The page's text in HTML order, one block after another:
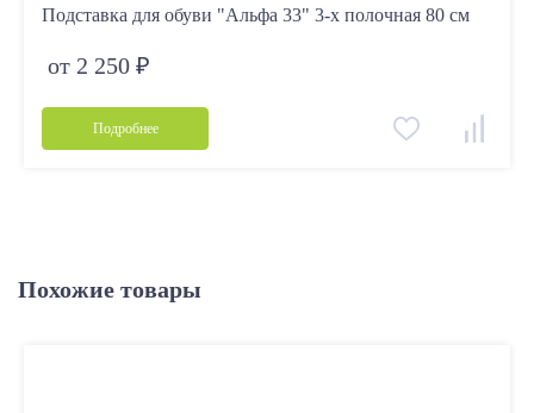
Подставка для обуви "Альфа 33" 3-х полочная 80 см
от 2 250 ₽
Подробнее
Похожие товары